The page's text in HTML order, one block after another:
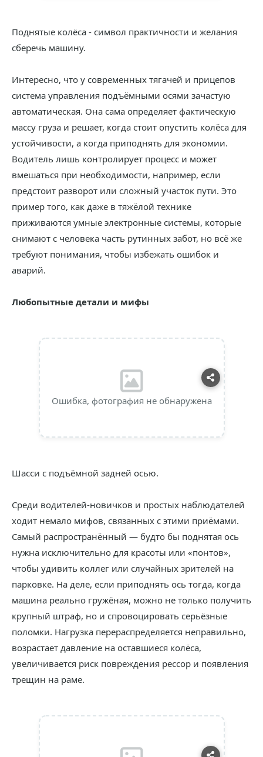
Поднятые колёса - символ практичности и желания
сберечь машину.
Интересно, что у современных тягачей и прицепов
система управления подъёмными осями зачастую
автоматическая. Она сама определяет фактическую
массу груза и решает, когда стоит опустить колёса для
устойчивости, а когда приподнять для экономии.
Водитель лишь контролирует процесс и может
вмешаться при необходимости, например, если
предстоит разворот или сложный участок пути. Это
пример того, как даже в тяжёлой технике
приживаются умные электронные системы, которые
снимают с человека часть рутинных забот, но всё же
требуют понимания, чтобы избежать ошибок и
аварий.
Любопытные детали и мифы
Ошибка, фотография не обнаружена
Шасси с подъёмной задней осью.
Среди водителей‑новичков и простых наблюдателей
ходит немало мифов, связанных с этими приёмами.
Самый распространённый — будто бы поднятая ось
нужна исключительно для красоты или «понтов»,
чтобы удивить коллег или случайных зрителей на
парковке. На деле, если приподнять ось тогда, когда
машина реально гружёная, можно не только получить
крупный штраф, но и спровоцировать серьёзные
поломки. Нагрузка перераспределяется неправильно,
возрастает давление на оставшиеся колёса,
увеличивается риск повреждения рессор и появления
трещин на раме.